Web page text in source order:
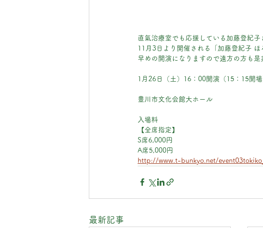
直氣治療室でも応援している加藤登紀
11月3日より開催される「加藤登紀子
早めの開演になりますので遠方の方も是
1月26日（土）16：00開演（15：15開場
豊川市文化会館大ホール
入場料
【全席指定】
S席6,000円
A席5,000円
http://www.t-bunkyo.net/
最新記事